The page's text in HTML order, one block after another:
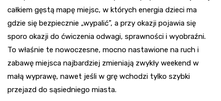
całkiem gęstą mapę miejsc, w których energia dzieci ma
gdzie się bezpiecznie „wypalić”, a przy okazji pojawia się
sporo okazji do ćwiczenia odwagi, sprawności i wyobraźni.
To właśnie te nowoczesne, mocno nastawione na ruch i
zabawę miejsca najbardziej zmieniają zwykły weekend w
małą wyprawę, nawet jeśli w grę wchodzi tylko szybki
przejazd do sąsiedniego miasta.